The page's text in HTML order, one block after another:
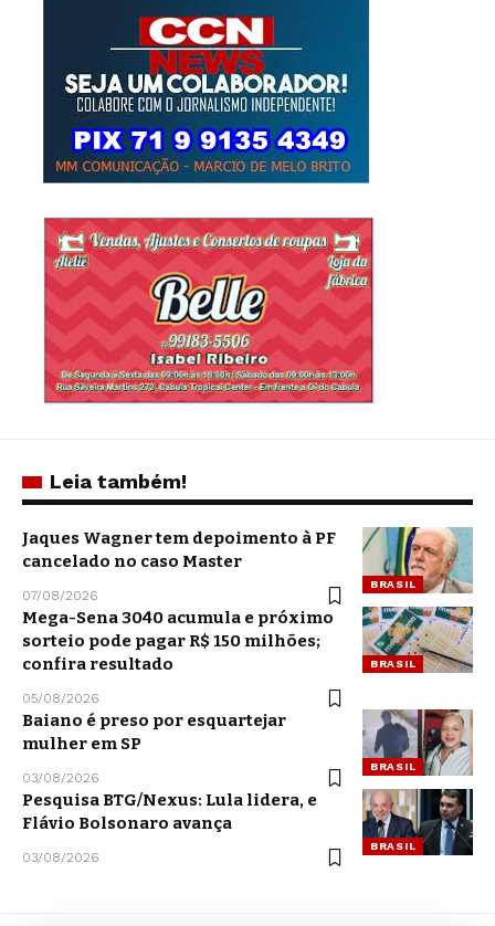
Leia também!
BRASIL
Jaques Wagner tem depoimento à PF
cancelado no caso Master
07/08/2026
BRASIL
Mega-Sena 3040 acumula e próximo
sorteio pode pagar R$ 150 milhões;
confira resultado
05/08/2026
BRASIL
Baiano é preso por esquartejar
mulher em SP
03/08/2026
BRASIL
Pesquisa BTG/Nexus: Lula lidera, e
Flávio Bolsonaro avança
03/08/2026